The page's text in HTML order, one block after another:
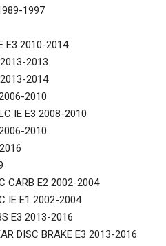
1997
E3 2010-2014
2013
2014
2010
IE E3 2008-2010
2010
CARB E2 2002-2004
IE E1 2002-2004
E3 2013-2016
DISC BRAKE E3 2013-2016